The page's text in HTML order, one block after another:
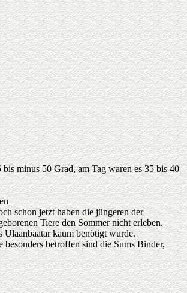
minus 50 Grad, am Tag waren es 35 bis 40
schon jetzt haben die jüngeren der
Tiere den Sommer nicht erleben.
Ulaanbaatar kaum benötigt wurde.
betroffen sind die Sums Binder,